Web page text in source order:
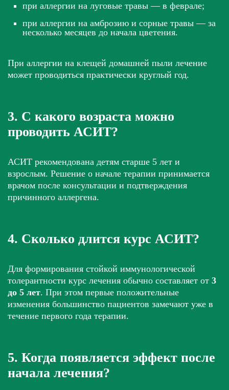
при аллергии на луговые травы — в феврале;
при аллергии на амброзию и сорные травы — за
несколько месяцев до начала цветения.
При аллергии на клещей домашней пыли лечение
может проводиться практически круглый год.
3. С какого возраста можно
проводить АСИТ?
АСИТ рекомендована детям старше 5 лет и
взрослым. Решение о начале терапии принимается
врачом после консультации и подтверждения
причинного аллергена.
4. Сколько длится курс АСИТ?
Для формирования стойкой иммунологической
толерантности курс лечения обычно составляет от 3
до 5 лет. При этом первые положительные
изменения большинство пациентов замечают уже в
течение первого года терапии.
5. Когда появляется эффект после
начала лечения?